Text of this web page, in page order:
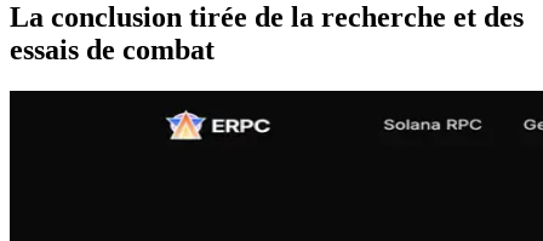
La conclusion tirée de la recherche et des
essais de combat